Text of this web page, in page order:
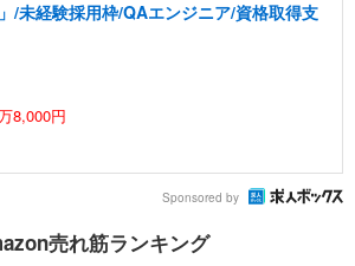
/未経験採用枠/QAエンジニア/資格取得支
8,000円
Sponsored by
売れ筋ランキング